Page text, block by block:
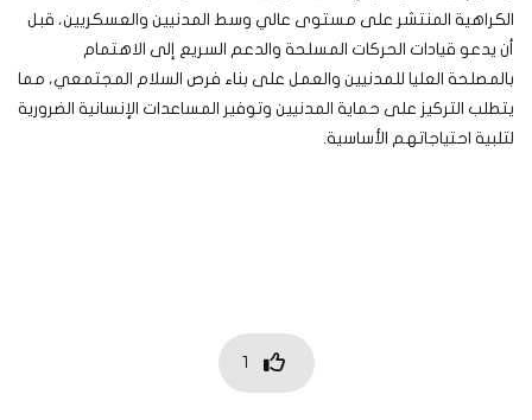
الكراهية المنتشر على مستوى عالي وسط المدنيين والعسكريين، قبل
أن يدعو قيادات الحركات المسلحة والدعم السريع إلى الاهتمام
بالمصلحة العليا للمدنيين والعمل على بناء فرص السلام المجتمعي، مما
يتطلب التركيز على حماية المدنيين وتوفير المساعدات الإنسانية الضرورية
لتلبية احتياجاتهم الأساسية.
1